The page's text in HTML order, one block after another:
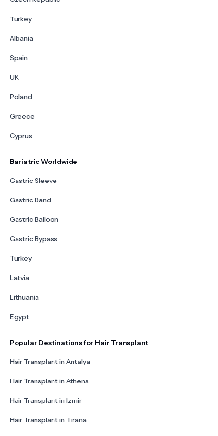
Turkey
Albania
Spain
UK
Poland
Greece
Cyprus
Bariatric Worldwide
Gastric Sleeve
Gastric Band
Gastric Balloon
Gastric Bypass
Turkey
Latvia
Lithuania
Egypt
Popular Destinations for Hair Transplant
Hair Transplant in Antalya
Hair Transplant in Athens
Hair Transplant in Izmir
Hair Transplant in Tirana